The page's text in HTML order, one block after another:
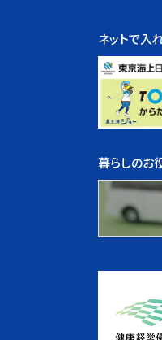
ネットで入
暮らしのお